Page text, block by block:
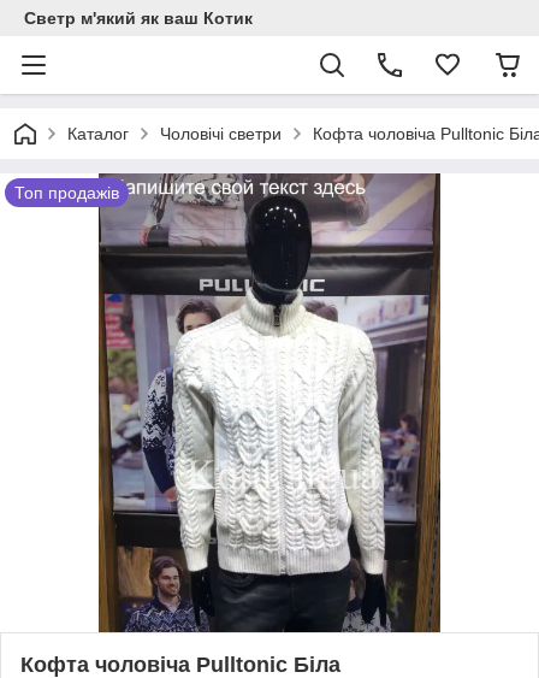
Светр м'який як ваш Котик
Каталог Чоловічі светри Кофта чоловіча Pulltonic
Топ продажів
Кофта чоловіча Pulltonic Біла